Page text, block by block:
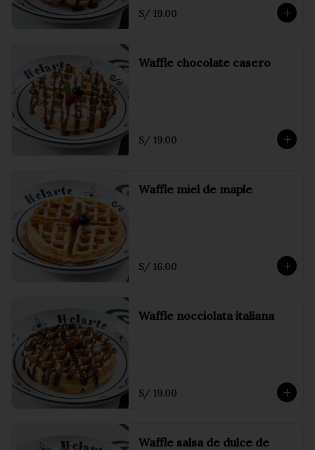
S/ 19.00
Waffle chocolate casero
S/ 19.00
Waffle miel de maple
S/ 16.00
Waffle nocciolata italiana
S/ 19.00
Waffle salsa de dulce de